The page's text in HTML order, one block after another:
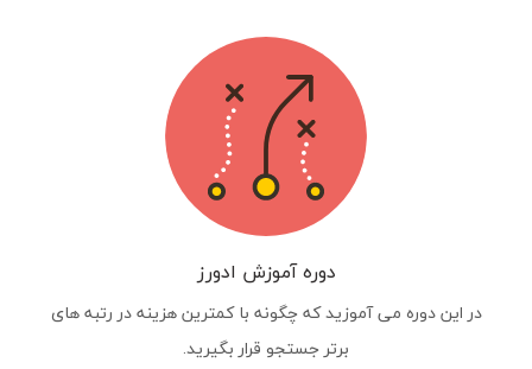
دوره آموزش ادورز
در این دوره می آموزید که چگونه با کمترین هزینه در رتبه های
برتر جستجو قرار بگیرید.